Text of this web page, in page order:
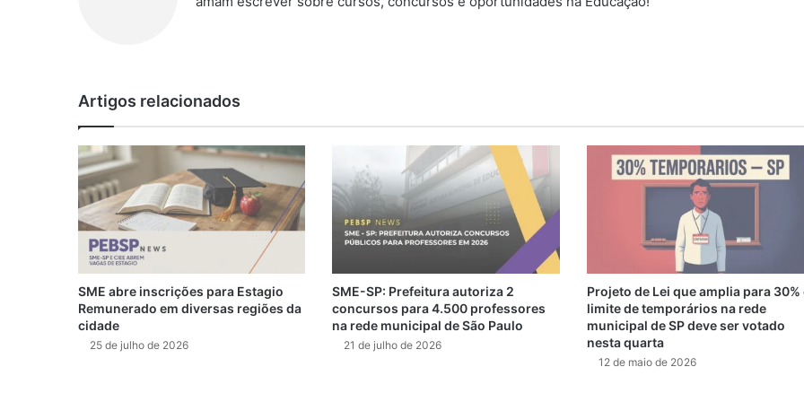
Artigos relacionados
SME abre inscrições para Estagio
Remunerado em diversas regiões da
cidade
25 de julho de 2026
SME-SP: Prefeitura autoriza 2
concursos para 4.500 professores
na rede municipal de São Paulo
21 de julho de 2026
Projeto de Lei que amplia para 30%
limite de temporários na rede
municipal de SP deve ser votado
nesta quarta
12 de maio de 2026